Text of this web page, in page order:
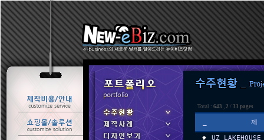
Total : 643 , 2 / 33 pages
UZ